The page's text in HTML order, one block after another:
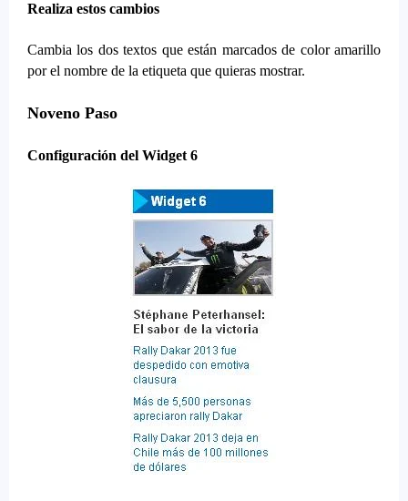
Realiza estos cambios
Cambia los dos textos que están marcados de color amarillo
por el nombre de la etiqueta que quieras mostrar.
Noveno Paso
Configuración del Widget 6